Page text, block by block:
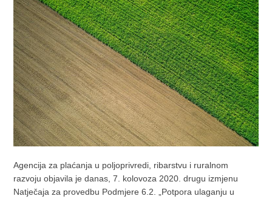
Agencija za plaćanja u poljoprivredi, ribarstvu i ruralnom
razvoju objavila je danas, 7. kolovoza 2020. drugu izmjenu
Natječaja za provedbu Podmjere 6.2. „Potpora ulaganju u